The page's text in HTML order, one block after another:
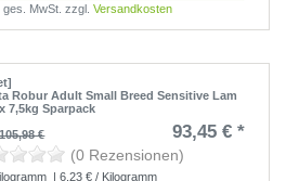
ges. MwSt. zzgl.Versandkosten
Robur Adult Small Breed Sensitive Lam
7,5kg Sparpack
€
93,45 € *
(0 Rezensionen)
| 6,23 € / Kilogramm